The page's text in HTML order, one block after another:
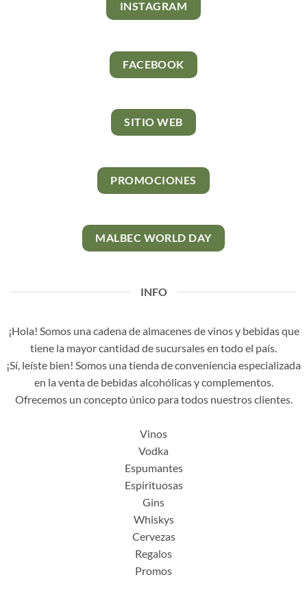
INSTAGRAM
FACEBOOK
SITIO WEB
PROMOCIONES
MALBEC WORLD DAY
INFO
¡Hola! Somos una cadena de almacenes de vinos y bebidas que
tiene la mayor cantidad de sucursales en todo el país.
¡Sí, leíste bien! Somos una tienda de conveniencia especializada
en la venta de bebidas alcohólicas y complementos.
Ofrecemos un concepto único para todos nuestros clientes.
Vinos
Vodka
Espumantes
Espirituosas
Gins
Whiskys
Cervezas
Regalos
Promos